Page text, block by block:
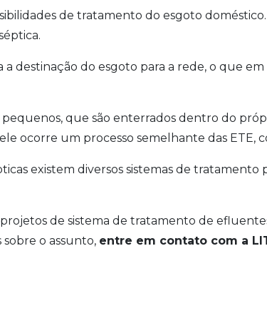
de tratamento do esgoto
a destinação do esgoto para a rede, o que
que são enterrados dentro do
ocorre um processo semelhante das ETE,
existem diversos sistemas de tratamento
de sistema de tratamento de
o assunto, entre em contato com a